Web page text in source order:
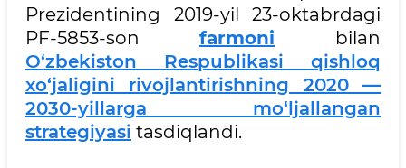
Prezidentining 2019-yil 23-oktabrdagi
PF-5853-son farmoni
bilan
O‘zbekiston Respublikasi qishloq
xo‘jaligini rivojlantirishning 2020 —
2030-yillarga mo‘ljallangan
strategiyasi tasdiqlandi.